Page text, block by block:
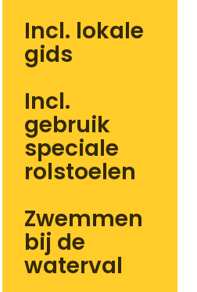
Incl. lokale
gids
Incl.
gebruik
speciale
rolstoelen
Zwemmen
bij de
waterval